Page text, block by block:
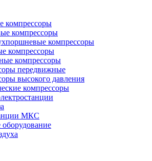
компрессоры
компрессоры
компрессоры
компрессоры
компрессоры
передвижные
высокого давления
компрессоры
МКС